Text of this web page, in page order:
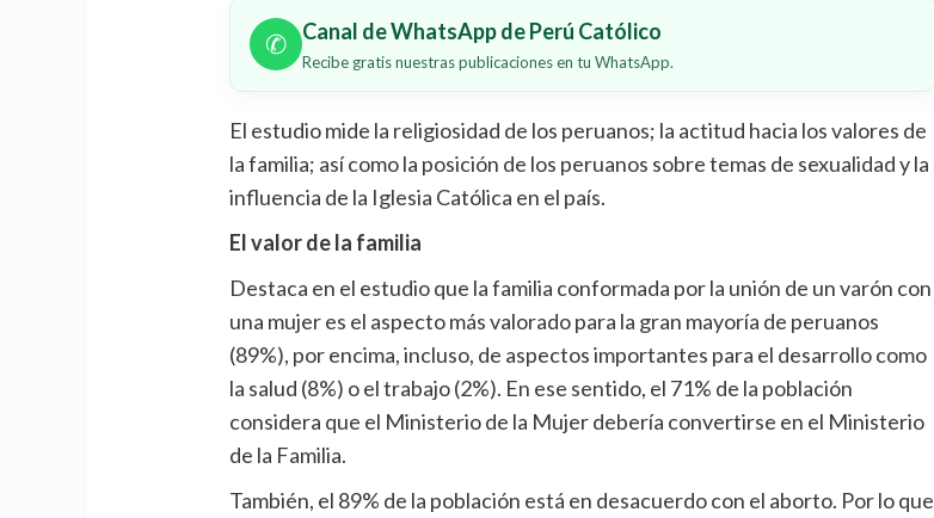
✆ Canal de WhatsApp de Perú Católico
Recibe gratis nuestras publicaciones en tu WhatsApp.
El estudio mide la religiosidad de los peruanos; la actitud hacia los valores de
la familia; así como la posición de los peruanos sobre temas de sexualidad y la
influencia de la Iglesia Católica en el país.
El valor de la familia
Destaca en el estudio que la familia conformada por la unión de un varón con
una mujer es el aspecto más valorado para la gran mayoría de peruanos
(89%), por encima, incluso, de aspectos importantes para el desarrollo como
la salud (8%) o el trabajo (2%). En ese sentido, el 71% de la población
considera que el Ministerio de la Mujer debería convertirse en el Ministerio
de la Familia.
También, el 89% de la población está en desacuerdo con el aborto. Por lo que